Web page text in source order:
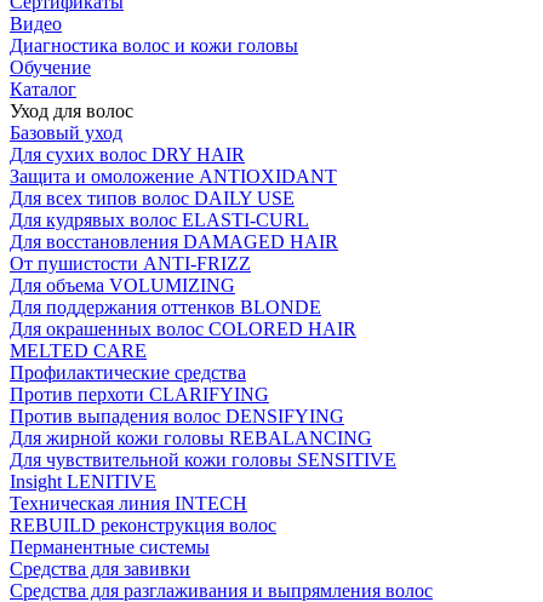
Видео
Диагностика волос и кожи головы
Обучение
Каталог
Уход для волос
Базовый уход
Для сухих волос DRY HAIR
Защита и омоложение ANTIOXIDANT
Для всех типов волос DAILY USE
Для кудрявых волос ELASTI-CURL
Для восстановления DAMAGED HAIR
От пушистости ANTI-FRIZZ
Для объема VOLUMIZING
Для поддержания оттенков BLONDE
Для окрашенных волос COLORED HAIR
MELTED CARE
Профилактические средства
Против перхоти CLARIFYING
Против выпадения волос DENSIFYING
Для жирной кожи головы REBALANCING
Для чувствительной кожи головы SENSITIVE
Insight LENITIVE
Техническая линия INTECH
REBUILD реконструкция волос
Перманентные системы
Средства для завивки
Средства для разглаживания и выпрямления волос